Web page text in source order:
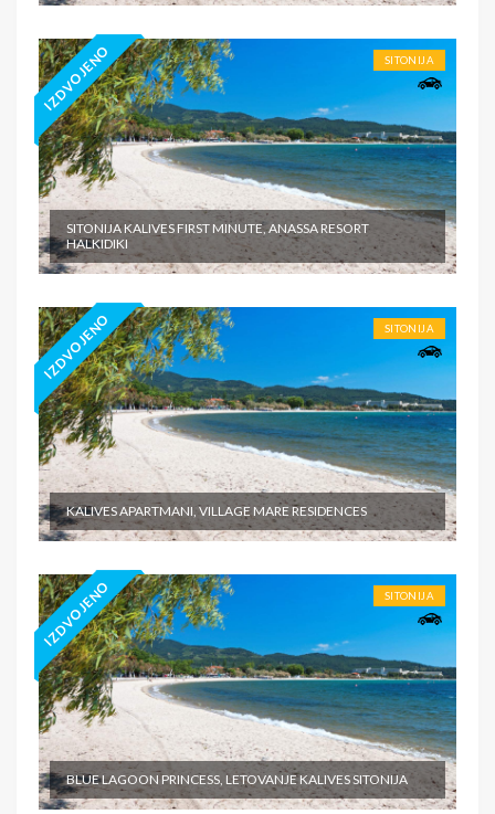
IZDVOJENO SITONIJA
SITONIJA KALIVES FIRST MINUTE, ANASSA RESORT
HALKIDIKI
IZDVOJENO SITONIJA
KALIVES APARTMANI, VILLAGE MARE RESIDENCES
IZDVOJENO SITONIJA
BLUE LAGOON PRINCESS, LETOVANJE KALIVES SITONIJA